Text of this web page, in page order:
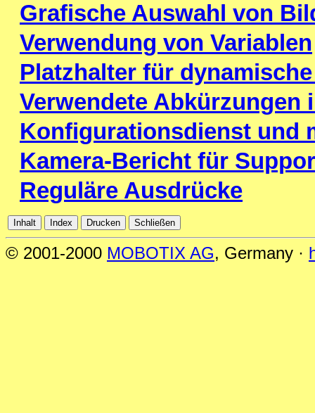
Grafische Auswahl von
Verwendung von Variablen
Platzhalter für
Verwendete Abkürzungen
Konfigurationsdienst und
Kamera-Bericht für
Reguläre Ausdrücke
© 2001-2000 MOBOTIX AG, Germany ·